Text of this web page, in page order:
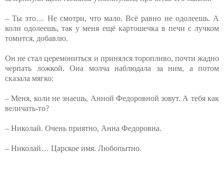
– Ты это… Не смотри, что мало. Всё равно не одолеешь. А
коли одолеешь, так у меня ещё картошечка в печи с лучком
томится, добавлю.
Он не стал церемониться и принялся торопливо, почти жадно
черпать ложкой. Она молча наблюдала за ним, а потом
сказала мягко:
– Меня, коли не знаешь, Анной Федоровной зовут. А тебя как
величать-то?
– Николай. Очень приятно, Анна Федоровна.
– Николай… Царское имя. Любопытно.